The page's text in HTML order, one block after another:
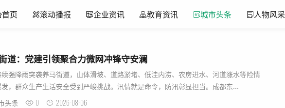
首页 滚动播报 企业资讯 教育资讯 城市头条 人物风采
道：党建引领聚合力微网冲锋守安澜
强降雨突袭养马街道，山体滑坡、道路淤堵、低洼内涝、农房进水、河道涨水等险情
发，群众生产生活安全受到严峻挑战。汛情就是命令，防汛彰显担当。成都东...
头条
0 2026-08-06